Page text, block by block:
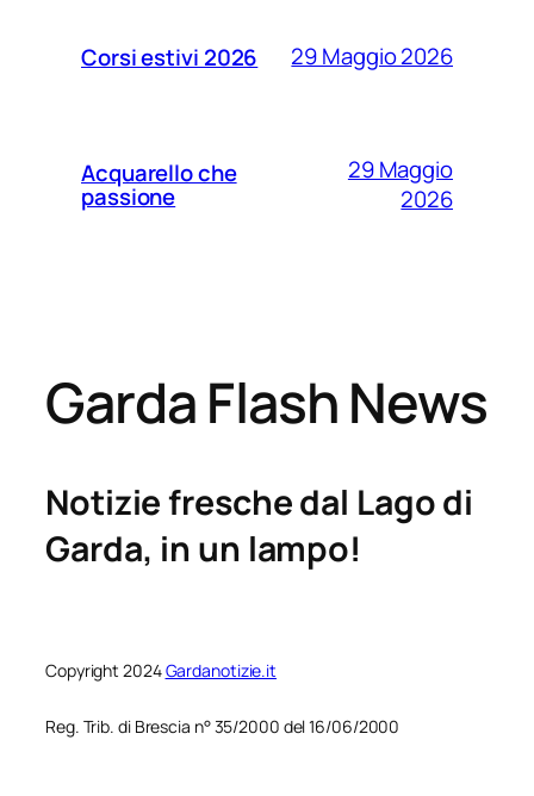
Corsi estivi 2026 29 Maggio 2026
Acquarello che
passione
29 Maggio
2026
Garda Flash News
Notizie fresche dal Lago di
Garda, in un lampo!
Copyright 2024Gardanotizie.it
Reg. Trib. di Brescia n° 35/2000 del 16/06/2000